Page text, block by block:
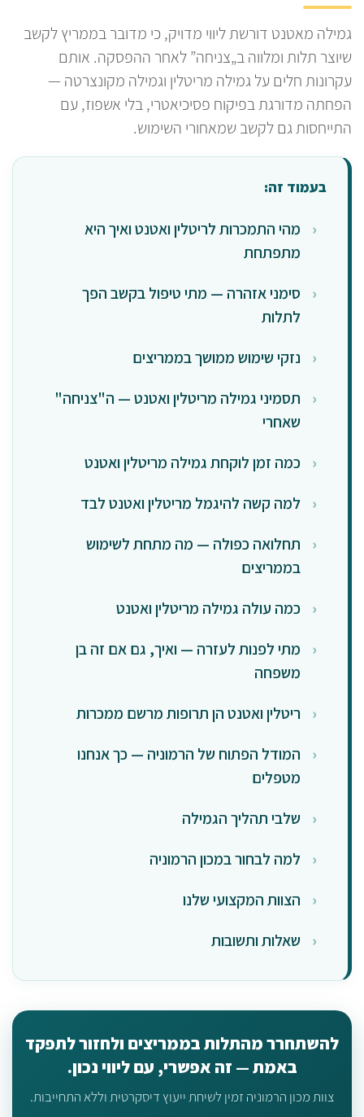
גמילה מאטנט דורשת ליווי מדויק, כי מדובר בממריץ לקשב
שיוצר תלות ומלווה ב„צניחה” לאחר ההפסקה. אותם
עקרונות חלים על גמילה מריטלין וגמילה מקונצרטה —
הפחתה מדורגת בפיקוח פסיכיאטרי, בלי אשפוז, עם
התייחסות גם לקשב שמאחורי השימוש.
בעמוד זה:
מהי התמכרות לריטלין ואטנט ואיך היא
מתפתחת
סימני אזהרה — מתי טיפול בקשב הפך
לתלות
נזקי שימוש ממושך בממריצים
תסמיני גמילה מריטלין ואטנט — ה"צניחה"
שאחרי
כמה זמן לוקחת גמילה מריטלין ואטנט
למה קשה להיגמל מריטלין ואטנט לבד
תחלואה כפולה — מה מתחת לשימוש
בממריצים
כמה עולה גמילה מריטלין ואטנט
מתי לפנות לעזרה — ואיך, גם אם זה בן
משפחה
ריטלין ואטנט הן תרופות מרשם ממכרות
המודל הפתוח של הרמוניה — כך אנחנו
מטפלים
שלבי תהליך הגמילה
למה לבחור במכון הרמוניה
הצוות המקצועי שלנו
שאלות ותשובות
להשתחרר מהתלות בממריצים ולחזור לתפקד
באמת — זה אפשרי, עם ליווי נכון.
צוות מכון הרמוניה זמין לשיחת ייעוץ דיסקרטית וללא התחייבות.